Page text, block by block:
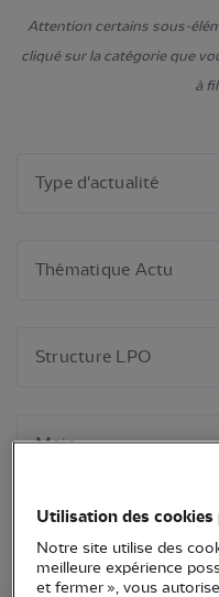
Attention certains sous-
cliqué sur la catégorie que
à
Utilisation des cookies
Notre site utilise des
meilleure expérience
et fermer », vous